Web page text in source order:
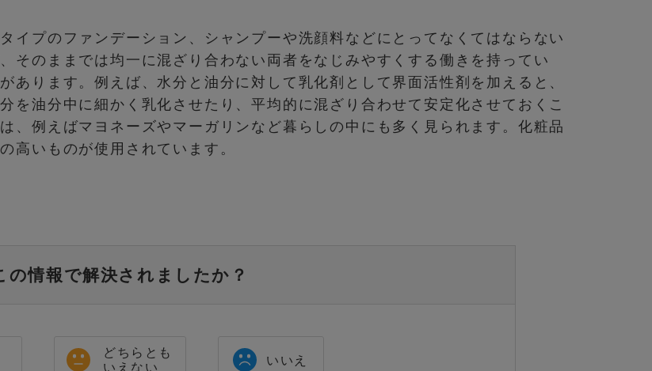
イプのファンデーション、シャンプーや洗顔料などにとってなくてはならない
そのままでは均一に混ざり合わない両者をなじみやすくする働きを持ってい
あります。例えば、水分と油分に対して乳化剤として界面活性剤を加えると、
を油分中に細かく乳化させたり、平均的に混ざり合わせて安定化させておくこ
、例えばマヨネーズやマーガリンなど暮らしの中にも多く見られます。化粧品
高いものが使用されています。
の情報で解決されましたか？
どちらとも
いえない
いいえ